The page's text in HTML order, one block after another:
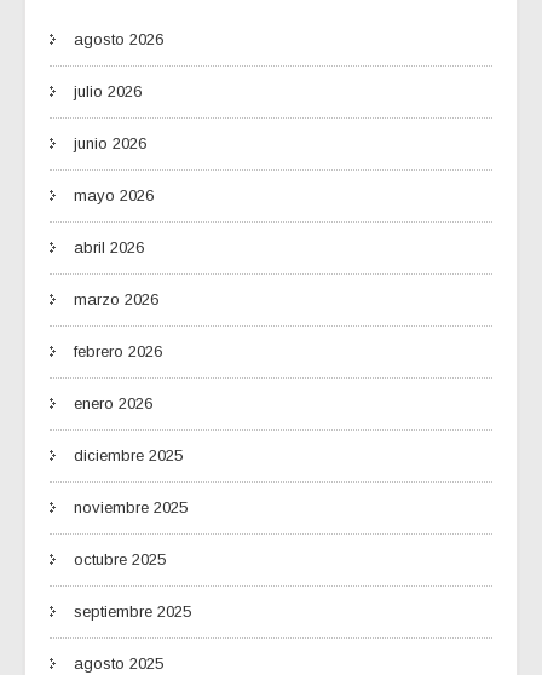
agosto 2026
julio 2026
junio 2026
mayo 2026
abril 2026
marzo 2026
febrero 2026
enero 2026
diciembre 2025
noviembre 2025
octubre 2025
septiembre 2025
agosto 2025